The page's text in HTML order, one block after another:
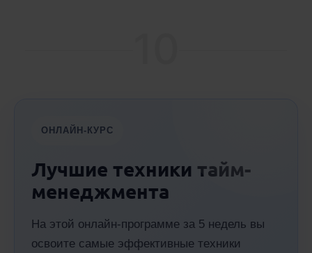
ОНЛАЙН-КУРС
Лучшие техники тайм-
менеджмента
На этой онлайн-программе за 5 недель вы
освоите самые эффективные техники